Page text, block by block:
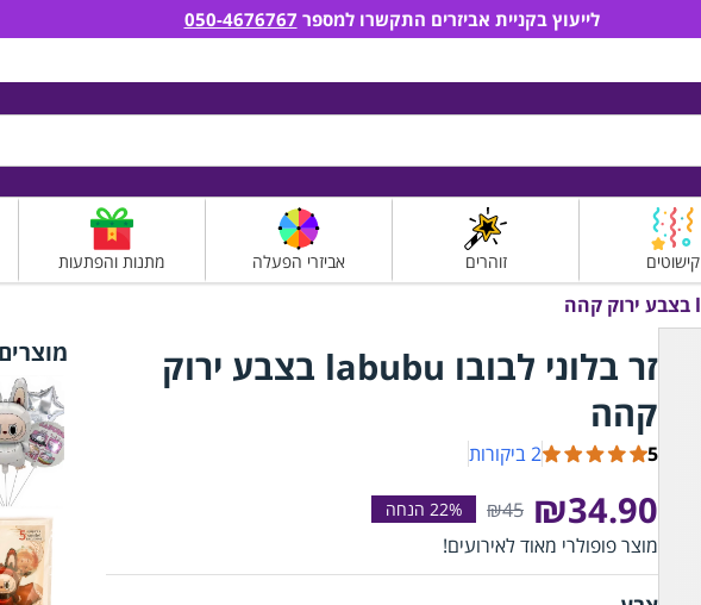
קישוטים זוהרים אביזרי הפעלה מתנות והפתעות
זר בלוני לבובו labubu בצבע ירוק
קהה
5 2 ביקורות
₪34.90
₪45
מוצר פופולרי מאוד לאירועים!
לייעוץ בקניית אביזרים התקשרו למספר 050-4676767